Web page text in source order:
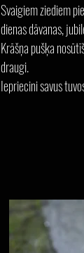
Svaigiem ziediem
dienas dāvanas,
Krāšņa pušķa
draugi.
Iepriecini savus